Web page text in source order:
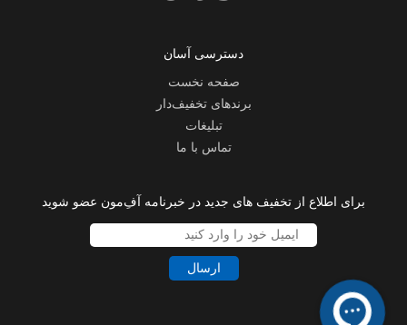
دسترسی آسان
صفحه نخست
برندهای تخفیف‌دار
تبلیغات
تماس با ما
برای اطلاع از تخفیف های جدید در خبرنامه آفِ‌مون عضو شوید
ارسال